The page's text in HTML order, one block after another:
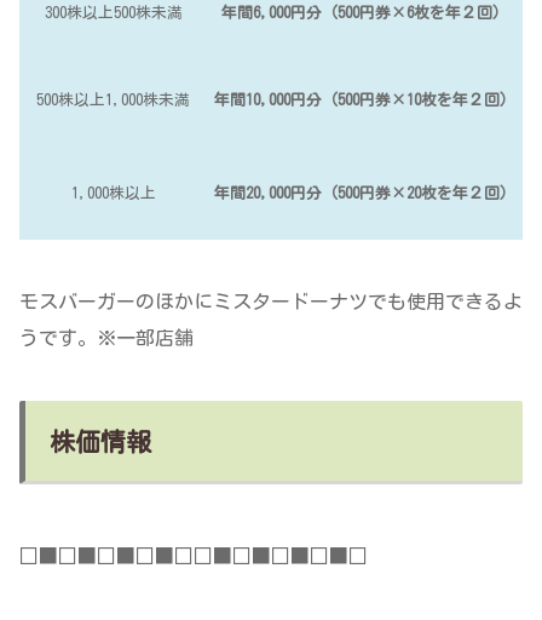
300株以上500株未満 年間6,000円分（500円券×6枚を年２回）
500株以上1,000株未満 年間10,000円分（500円券×10枚を年２回）
1,000株以上 年間20,000円分（500円券×20枚を年２回）
モスバーガーのほかにミスタードーナツでも使用できるよ
うです。※一部店舗
株価情報